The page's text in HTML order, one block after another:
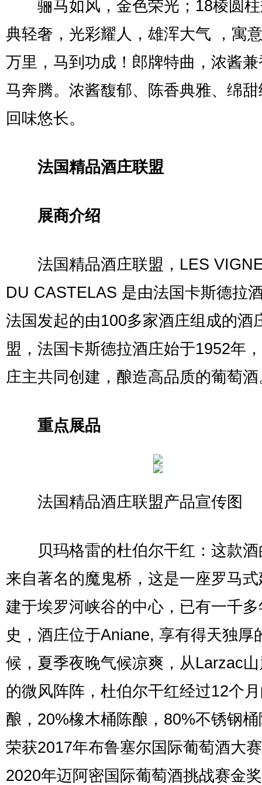
骊马如风，金色荣光；18棱圆柱
典轻奢，光彩耀人，雄浑大气 ，寓
万里，马到功成！郎牌特曲，浓酱
马奔腾。浓酱馥郁、陈香典雅、绵
回味悠长。
法国精品酒庄联盟
展商介绍
法国精品酒庄联盟，LES
DU CASTELAS 是由法国卡斯德拉
法国发起的由100多家酒庄组成的酒
盟，法国卡斯德拉酒庄始于1952年
庄主共同创建，酿造高品质的葡萄酒
重点展品
法国精品酒庄联盟产品宣传图
贝玛格雷的杜伯尔干红：这款酒
来自著名的魔鬼桥，这是一座罗马
建于埃罗河峡谷的中心，已有一千
史，酒庄位于Aniane, 享有得天独厚
候，夏季夜晚气候凉爽，从Larzac
的微风阵阵，杜伯尔干红经过12个
酿，20%橡木桶陈酿，80%不锈钢
荣获2017年布鲁塞尔国际葡萄酒大
2020年迈阿密国际葡萄酒挑战赛金